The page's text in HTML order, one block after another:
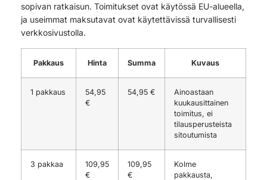
sopivan ratkaisun. Toimitukset ovat käytössä EU-alueella,
ja useimmat maksutavat ovat käytettävissä turvallisesti
verkkosivustolla.
Pakkaus Hinta Summa Kuvaus
1 pakkaus
54,95
€
54,95 €
Ainoastaan
kuukausittainen
toimitus, ei
tilausperusteista
sitoutumista
3 pakkaa
109,95
€
109,95
€
Kolme
pakkausta,